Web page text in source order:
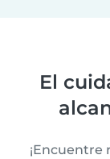
El
¡Encuentre